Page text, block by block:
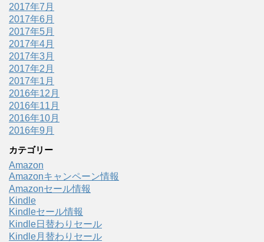
2017年7月
2017年6月
2017年5月
2017年4月
2017年3月
2017年2月
2017年1月
2016年12月
2016年11月
2016年10月
2016年9月
カテゴリー
Amazon
Amazonキャンペーン情報
Amazonセール情報
Kindle
Kindleセール情報
Kindle日替わりセール
Kindle月替わりセール